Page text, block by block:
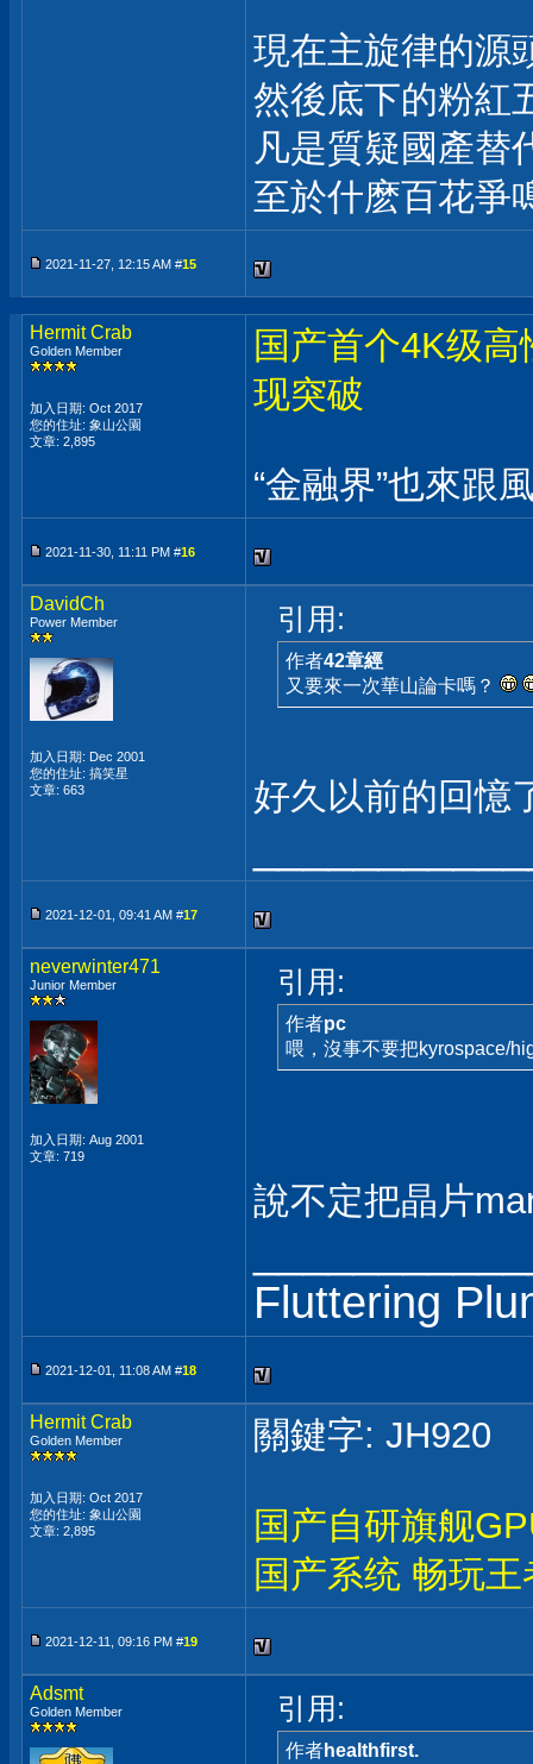
現在主旋律的源
然後底下的粉紅
凡是質疑國產替
至於什麽百花爭
2021-11-27, 12:15 AM #15
Hermit Crab
Golden Member
加入日期: Oct 2017
您的住址: 象山公園
文章: 2,895
国产首个4K级高
现突破
“金融界”也來跟
2021-11-30, 11:11 PM #16
DavidCh
Power Member
加入日期: Dec 2001
您的住址: 搞笑星
文章: 663
引用:
作者42章經
又要來一次華山論卡嗎？
好久以前的回憶
2021-12-01, 09:41 AM #17
neverwinter471
Junior Member
加入日期: Aug 2001
文章: 719
引用:
作者pc
喂，沒事不要把kyrospace/
說不定把晶片
Fluttering
2021-12-01, 11:08 AM #18
Hermit Crab
Golden Member
加入日期: Oct 2017
您的住址: 象山公園
文章: 2,895
關鍵字: JH920
国产自研旗舰
国产系统 畅玩
2021-12-11, 09:16 PM #19
Adsmt
Golden Member 引用:
作者healthfirst.